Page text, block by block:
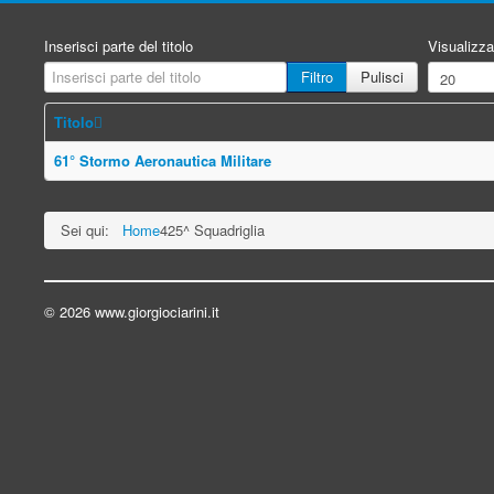
Inserisci parte del titolo
Filtro
Pulisci
Titolo
61° Stormo Aeronautica Militare
Sei qui: Home425^ Squadriglia
© 2026 www.giorgiociarini.it